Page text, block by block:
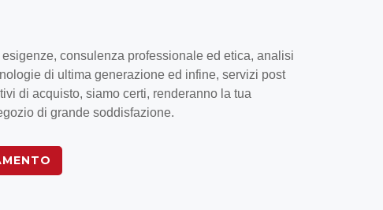
consulenza professionale ed etica, analisi
di ultima generazione ed infine, servizi post
di acquisto, siamo certi, renderanno la tua
di grande soddisfazione.